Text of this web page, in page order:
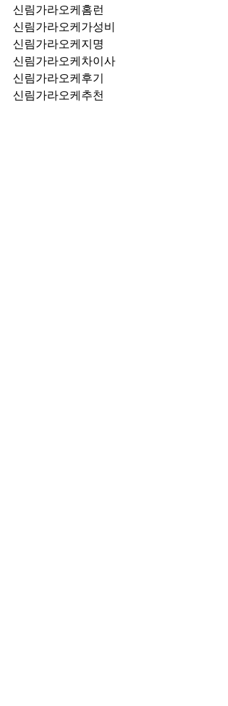
신림가라오케홈런
신림가라오케가성비
신림가라오케지명
신림가라오케차이사
신림가라오케후기
신림가라오케추천